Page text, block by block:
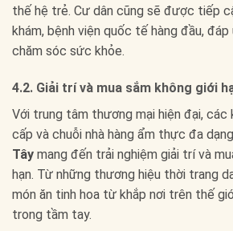
thế hệ trẻ. Cư dân cũng sẽ được tiếp
khám, bệnh viện quốc tế hàng đầu, đáp
chăm sóc sức khỏe.
4.2. Giải trí và mua sắm không giới
Với trung tâm thương mại hiện đại, các
cấp và chuỗi nhà hàng ẩm thực đa
Tây mang đến trải nghiệm giải trí và
hạn. Từ những thương hiệu thời trang
món ăn tinh hoa từ khắp nơi trên thế
trong tầm tay.